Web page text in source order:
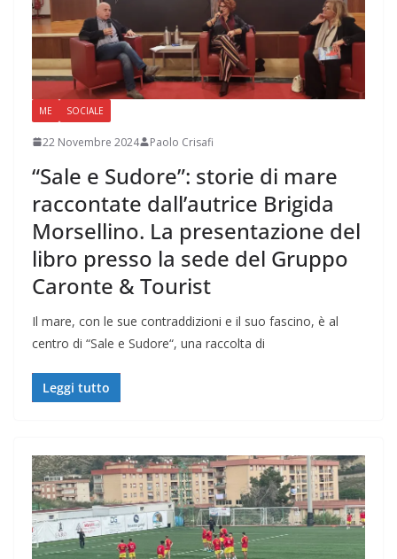
ME SOCIALE
22 Novembre 2024 Paolo Crisafi
“Sale e Sudore”: storie di mare
raccontate dall’autrice Brigida
Morsellino. La presentazione del
libro presso la sede del Gruppo
Caronte & Tourist
Il mare, con le sue contraddizioni e il suo fascino, è al
centro di “Sale e Sudore“, una raccolta di
Leggi tutto